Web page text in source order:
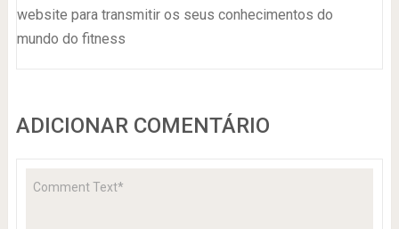
website para transmitir os seus conhecimentos do
mundo do fitness
ADICIONAR COMENTÁRIO